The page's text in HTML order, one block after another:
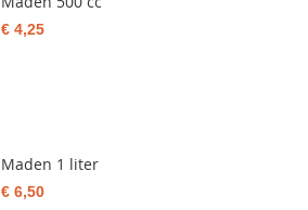
€ 4,25
Maden 1 liter
€ 6,50